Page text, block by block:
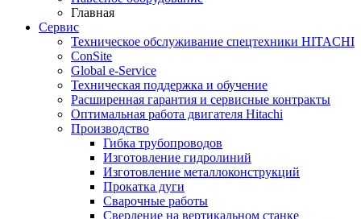
Главная
Сервис
Техническое обслуживание спецтехники HITACHI
ConSite
Global e-Service
Техническая поддержка и обучение
Расширенная гарантия и сервисные контракты
Оптимальная работа двигателя Hitachi
Производство
Гибка трубопроводов
Изготовление гидролиний
Изготовление металлоконструкций
Прокатка дуги
Сварочные работы
Сверление на вертикальном станке